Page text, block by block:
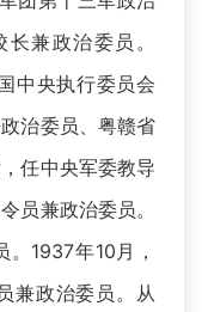
兼政治委员。
中央执行委员会
治委员、粤赣省
任中央军委教导
员兼政治委员。
1937年10月，
兼政治委员。从